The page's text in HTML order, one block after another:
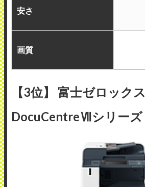
安さ
画質
【3位】 富士ゼロックス
DocuCentreⅦシリーズ